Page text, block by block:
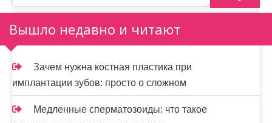
а
п
и
с
я
Вышло недавно и читают
Зачем нужна костная пластика при
имплантации зубов: просто о сложном
Медленные сперматозоиды: что такое